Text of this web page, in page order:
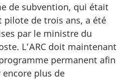
de subvention, qui était
de trois ans, a été
par le ministre du
L’ARC doit maintenant
permanent afin
encore plus de